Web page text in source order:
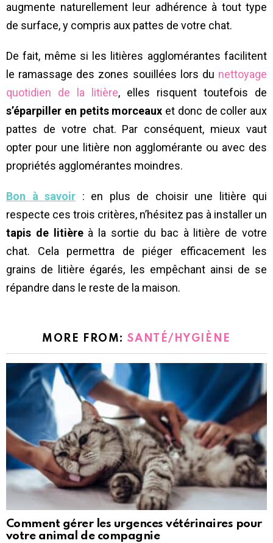
augmente naturellement leur adhérence à tout type
de surface, y compris aux pattes de votre chat.
De fait, même si les litières agglomérantes facilitent
le ramassage des zones souillées lors du nettoyage
quotidien de la litière, elles risquent toutefois de
s’éparpiller en petits morceaux et donc de coller aux
pattes de votre chat. Par conséquent, mieux vaut
opter pour une litière non agglomérante ou avec des
propriétés agglomérantes moindres.
Bon à savoir : en plus de choisir une litière qui
respecte ces trois critères, n’hésitez pas à installer un
tapis de litièreà la sortie du bac à litière de votre
chat. Cela permettra de piéger efficacement les
grains de litière égarés, les empêchant ainsi de se
répandre dans le reste de la maison.
MORE FROM:SANTÉ/HYGIÈNE
Comment gérer les urgences vétérinaires pour
votre animal de compagnie